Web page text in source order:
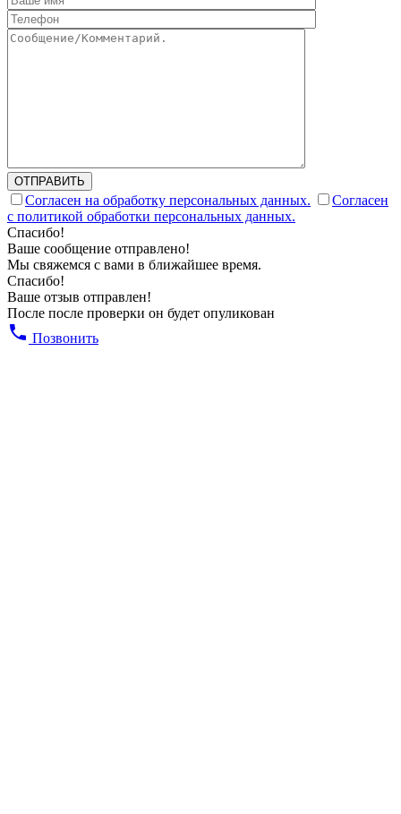
ОТПРАВИТЬ
Согласен на обработку персональных данных.
Согласен
с политикой обработки персональных данных.
Спасибо!
Ваше сообщение отправлено!
Мы свяжемся с вами в ближайшее время.
Спасибо!
Ваше отзыв отправлен!
После после проверки он будет опуликован
Позвонить